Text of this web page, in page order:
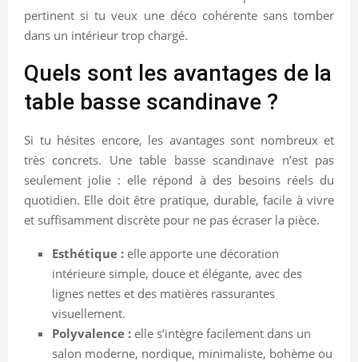
pertinent si tu veux une déco cohérente sans tomber
dans un intérieur trop chargé.
Quels sont les avantages de la
table basse scandinave ?
Si tu hésites encore, les avantages sont nombreux et
très concrets. Une table basse scandinave n’est pas
seulement jolie : elle répond à des besoins réels du
quotidien. Elle doit être pratique, durable, facile à vivre
et suffisamment discrète pour ne pas écraser la pièce.
Esthétique : elle apporte une décoration
intérieure simple, douce et élégante, avec des
lignes nettes et des matières rassurantes
visuellement.
Polyvalence : elle s’intègre facilement dans un
salon moderne, nordique, minimaliste, bohème ou